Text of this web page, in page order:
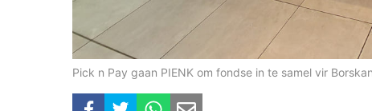
Pick n Pay gaan PIENK om fondse in te samel vir